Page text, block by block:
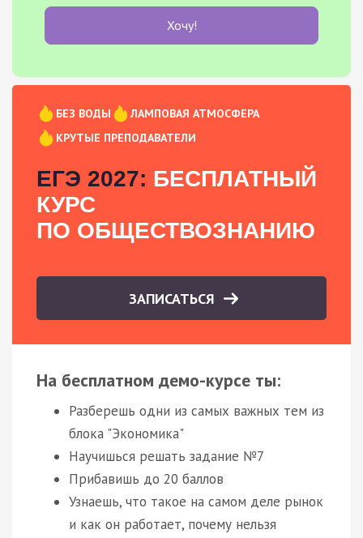
Хочу!
БЕЗ ВОДЫ
ЛАМПОВАЯ АТМОСФЕРА
КРУТЫЕ ПРЕПОДАВАТЕЛИ
ЕГЭ 2027: БЕСПЛАТНЫЙ
КУРС
ПО ОБЩЕСТВОЗНАНИЮ
ЗАПИСАТЬСЯ
На бесплатном демо-курсе ты:
Разберешь одни из самых важных тем из
блока "Экономика"
Научишься решать задание №7
Прибавишь до 20 баллов
Узнаешь, что такое на самом деле рынок
и как он работает, почему нельзя